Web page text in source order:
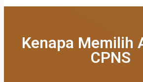
Kenapa Memilih
CPNS